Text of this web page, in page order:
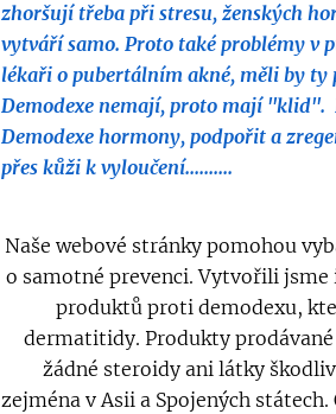
zhoršují třeba při stresu, ženských
vytváří samo. Proto také problémy v
lékaři o pubertálním akné, měli by ty
Demodexe nemají, proto mají "klid".
Demodexe hormony, podpořit a
přes kůži k vyloučení..........
Naše webové stránky pomohou
o samotné prevenci. Vytvořili
produktů proti demodexu,
dermatitidy. Produkty
žádné steroidy ani látky
zejména v Asii a Spojených